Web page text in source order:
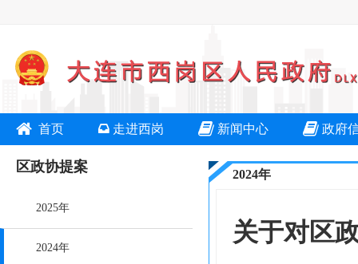
首页 走进西岗 新闻中心 政府
区政协提案
2025年
2024年
2024年
关于对区